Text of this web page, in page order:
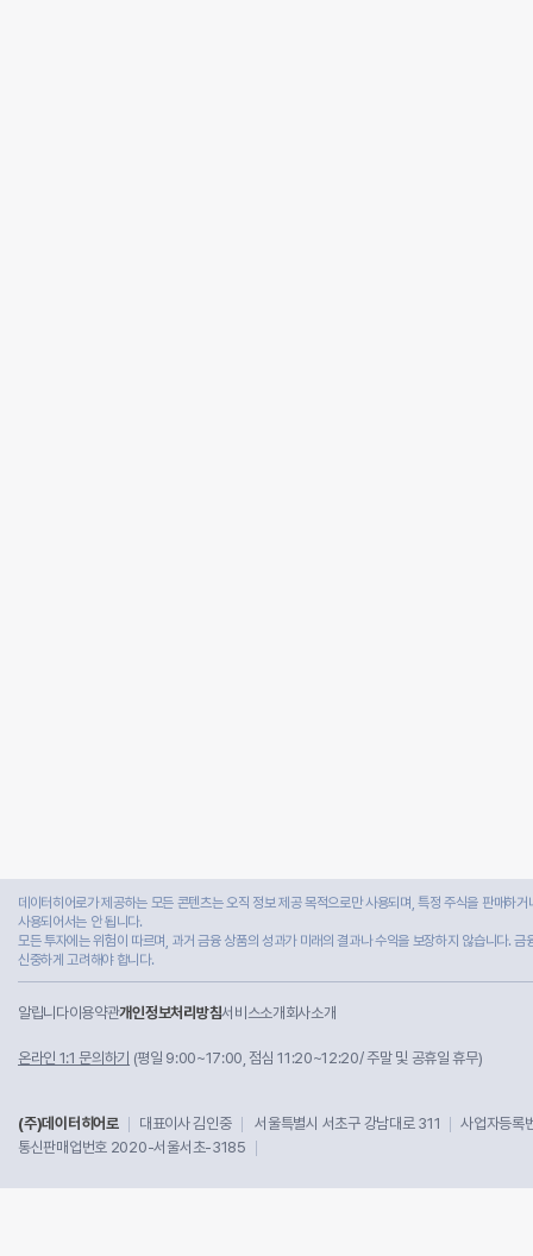
데이터히어로가 제공하는 모든 콘텐츠는 오직 정보 제공 목적으로만 사용되며, 특정 주식을 판매하
사용되어서는 안 됩니다.
모든 투자에는 위험이 따르며, 과거 금융 상품의 성과가 미래의 결과나 수익을 보장하지 않습니다.
신중하게 고려해야 합니다.
알립니다이용약관개인정보처리방침서비스소개 회사소개
온라인 1:1 문의하기 (평일 9:00~17:00, 점심 11:20~12:20/ 주말 및 공휴일 휴무)
(주)데이터히어로 대표이사 김인중 서울특별시 서초구 강남대로 311
사업자등
통신판매업번호 2020-서울서초-3185